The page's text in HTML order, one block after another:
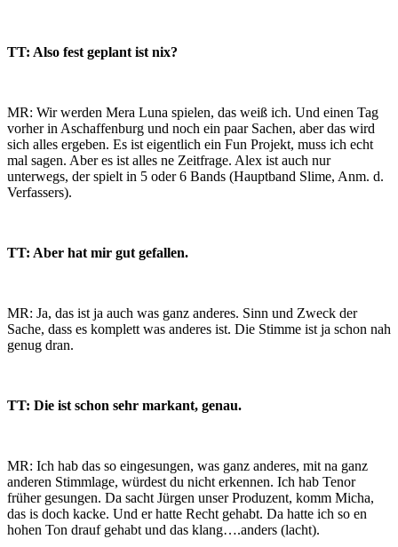
TT: Also fest geplant ist nix?
MR: Wir werden Mera Luna spielen, das weiß ich. Und einen Tag
vorher in Aschaffenburg und noch ein paar Sachen, aber das wird
sich alles ergeben. Es ist eigentlich ein Fun Projekt, muss ich echt
mal sagen. Aber es ist alles ne Zeitfrage. Alex ist auch nur
unterwegs, der spielt in 5 oder 6 Bands (Hauptband Slime, Anm. d.
Verfassers).
TT: Aber hat mir gut gefallen.
MR: Ja, das ist ja auch was ganz anderes. Sinn und Zweck der
Sache, dass es komplett was anderes ist. Die Stimme ist ja schon nah
genug dran.
TT: Die ist schon sehr markant, genau.
MR: Ich hab das so eingesungen, was ganz anderes, mit na ganz
anderen Stimmlage, würdest du nicht erkennen. Ich hab Tenor
früher gesungen. Da sacht Jürgen unser Produzent, komm Micha,
das is doch kacke. Und er hatte Recht gehabt. Da hatte ich so en
hohen Ton drauf gehabt und das klang….anders (lacht).